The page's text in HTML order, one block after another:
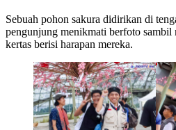
Sebuah pohon sakura didirikan di
pengunjung menikmati berfoto sambil
kertas berisi harapan mereka.